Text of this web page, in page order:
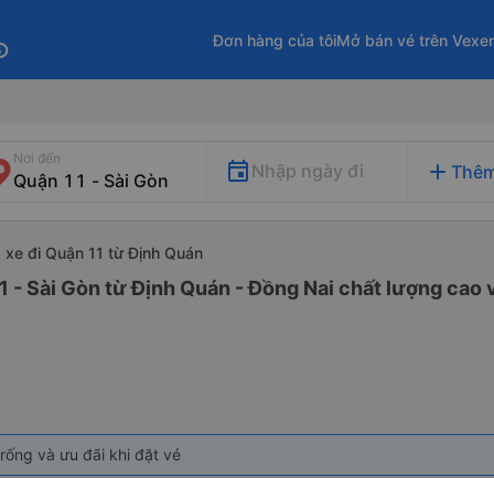
Đơn hàng của tôiMở bán vé trên
Nơi đến
Nhập ngày đi add
xe đi Quận 11 từ Định Quán
- Sài Gòn từ Định Quán - Đồng Nai chất lượng cao
và ưu đãi khi đặt vé